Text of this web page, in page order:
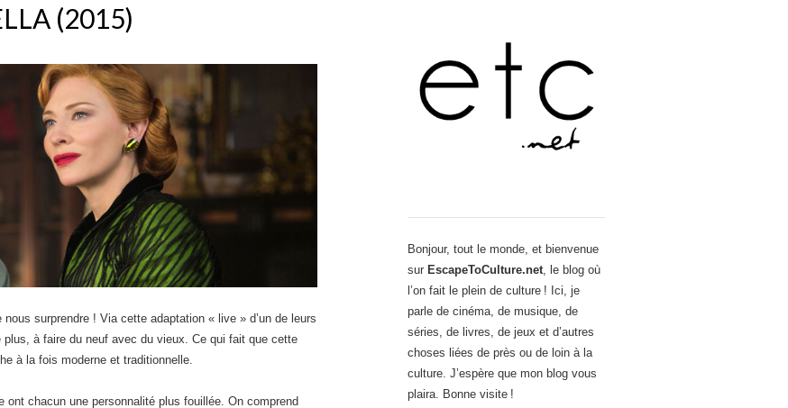
(2015)
nous surprendre ! Via cette adaptation « live » d’un de leurs
à faire du neuf avec du vieux. Ce qui fait que cette
à la fois moderne et traditionnelle.
ont chacun une personnalité plus fouillée. On comprend
Bonjour, tout le monde, et bienvenue
sur EscapeToCulture.net , le blog où
l’on fait le plein de culture ! Ici, je
parle de cinéma, de musique, de
séries, de livres, de jeux et d’autres
choses liées de près ou de loin à la
culture. J’espère que mon blog vous
plaira. Bonne visite !